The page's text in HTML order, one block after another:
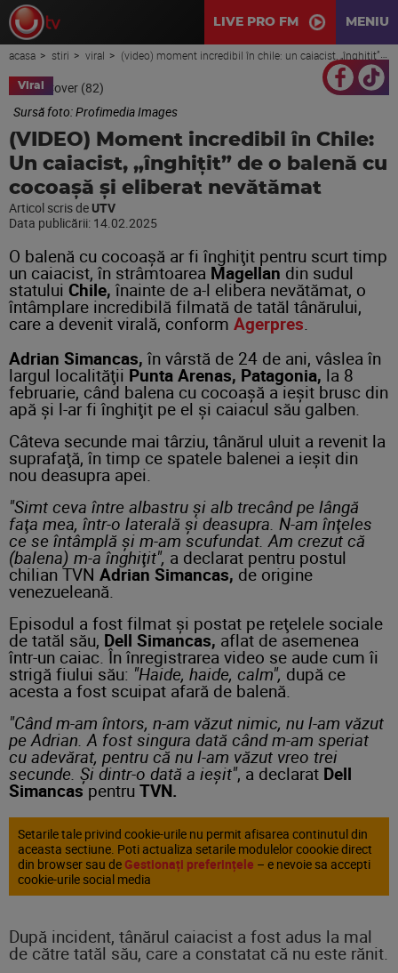
LIVE PRO FM MENIU
acasa stiri viral (video) moment incredibil în chile: un caiacist, „înghițit” de o balenă cu cocoașă și eliberat nevătămat
Viral
Sursă foto: Profimedia Images
(VIDEO) Moment incredibil în Chile:
Un caiacist, „înghițit” de o balenă cu
cocoașă și eliberat nevătămat
Articol scris de UTV
Data publicării: 14.02.2025
O balenă cu cocoaşă ar fi înghiţit pentru scurt timp
un caiacist, în strâmtoarea Magellan din sudul
statului Chile, înainte de a-l elibera nevătămat, o
întâmplare incredibilă filmată de tatăl tânărului,
care a devenit virală, conform Agerpres.
Adrian Simancas, în vârstă de 24 de ani, vâslea în
largul localităţii Punta Arenas, Patagonia, la 8
februarie, când balena cu cocoaşă a ieşit brusc din
apă şi l-ar fi înghiţit pe el şi caiacul său galben.
Câteva secunde mai târziu, tânărul uluit a revenit la
suprafaţă, în timp ce spatele balenei a ieşit din
nou deasupra apei.
"Simt ceva între albastru şi alb trecând pe lângă
faţa mea, într-o laterală şi deasupra. N-am înţeles
ce se întâmplă şi m-am scufundat. Am crezut că
(balena) m-a înghiţit", a declarat pentru postul
chilian TVN Adrian Simancas, de origine
venezueleană.
Episodul a fost filmat şi postat pe reţelele sociale
de tatăl său, Dell Simancas, aflat de asemenea
într-un caiac. În înregistrarea video se aude cum îi
strigă fiului său: "Haide, haide, calm", după ce
acesta a fost scuipat afară de balenă.
"Când m-am întors, n-am văzut nimic, nu l-am văzut
pe Adrian. A fost singura dată când m-am speriat
cu adevărat, pentru că nu l-am văzut vreo trei
secunde. Şi dintr-o dată a ieşit", a declarat Dell
Simancaspentru TVN.
Setarile tale privind cookie-urile nu permit afisarea continutul din
aceasta sectiune. Poti actualiza setarile modulelor coookie direct
din browser sau de Gestionați preferințele – e nevoie sa accepti
cookie-urile social media
După incident, tânărul caiacist a fost adus la mal
de către tatăl său, care a constatat că nu este rănit.